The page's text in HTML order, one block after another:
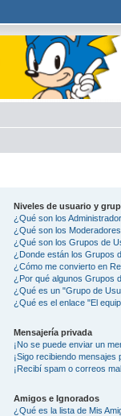
Niveles de usuario y
¿Qué son los
¿Qué son los
¿Qué son los Grupos de
¿Donde están los Grupos
¿Cómo me convierto en
¿Por qué algunos Grupos
¿Qué es un "Grupo de
¿Qué es el enlace "El
Mensajería privada
¡No se puede enviar un
¡Sigo recibiendo
¡Recibí spam o correos
Amigos e Ignorados
¿Qué es la lista de Mis